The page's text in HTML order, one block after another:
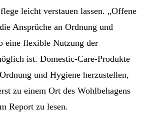
leicht verstauen lassen. „Offene
Ansprüche an Ordnung und
eine flexible Nutzung der
ist. Domestic-Care-Produkte
und Hygiene herzustellen,
zu einem Ort des Wohlbehagens
Report zu lesen.